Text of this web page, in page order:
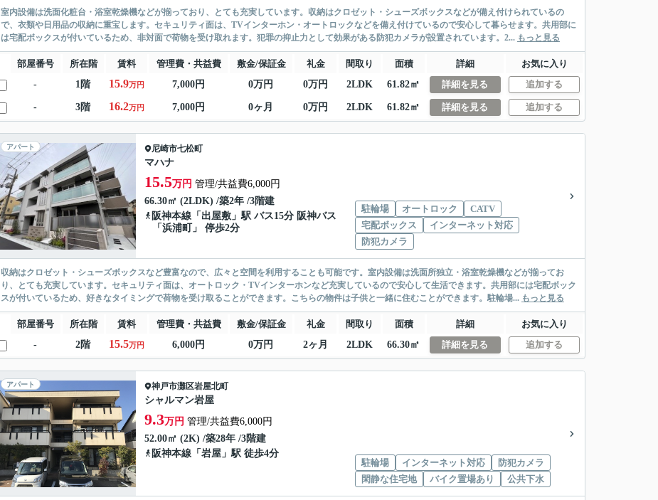
室内設備は洗面化粧台・浴室乾燥機などが揃っており、とても充実しています。収納はクロゼット・シューズボックスなどが備え付けられているの
で、衣類や日用品の収納に重宝します。セキュリティ面は、TVインターホン・オートロックなどを備え付けているので安心して暮らせます。共用部に
は宅配ボックスが付いているため、非対面で荷物を受け取れます。犯罪の抑止力として効果がある防犯カメラが設置されています。2... もっと見る
部屋番号 所在階 賃料 管理費・共益費 敷金/保証金 礼金 間取り 面積 詳細
お気に入り
-
1階 15.9万円 7,000円 0万円 0万円 2LDK 61.82㎡ 詳細を見る 追加する
- 3階 16.2万円 7,000円 0ヶ月 0万円 2LDK 61.82㎡ 詳細を見る 追加する
アパート 尼崎市七松町
マハナ
15.5万円 管理/共益費6,000円
66.30㎡ (2LDK) /築2年 /3階建
阪神本線 「 出屋敷 」駅 バス15分 阪神バス
「浜浦町」 停歩2分
駐輪場 オートロック
CATV
宅配ボックス
インターネット対応
防犯カメラ
収納はクロゼット・シューズボックスなど豊富なので、広々と空間を利用することも可能です。室内設備は洗面所独立・浴室乾燥機などが揃ってお
り、とても充実しています。セキュリティ面は、オートロック・TVインターホンなど充実しているので安心して生活できます。共用部には宅配ボック
スが付いているため、好きなタイミングで荷物を受け取ることができます。こちらの物件は子供と一緒に住むことができます。駐輪場... もっと見る
部屋番号 所在階 賃料 管理費・共益費 敷金/保証金 礼金 間取り 面積 詳細
お気に入り
-
2階 15.5万円 6,000円 0万円 2ヶ月 2LDK 66.30㎡ 詳細を見る 追加する
アパート 神戸市灘区岩屋北町
シャルマン岩屋
9.3万円 管理/共益費6,000円
52.00㎡ (2K) /築28年 /3階建
阪神本線 「 岩屋 」駅 徒歩4分
駐輪場
インターネット対応
防犯カメラ
閑静な住宅地
バイク置場あり 公共下水